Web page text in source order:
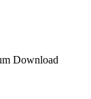
Download